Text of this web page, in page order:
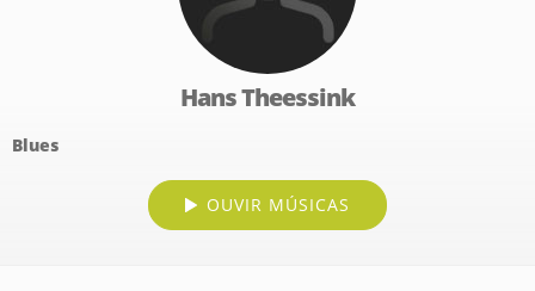
Hans Theessink
Blues
OUVIR MÚSICAS